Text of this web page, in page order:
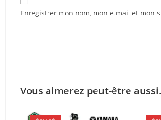
Enregistrer mon nom, mon e-mail et mon
Vous aimerez peut-être